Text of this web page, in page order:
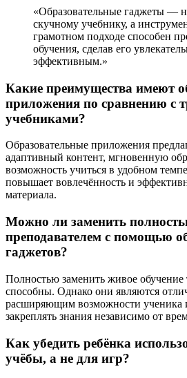
«Образовательные гаджеты —
скучному учебнику, а
грамотном подходе способен
обучения, сделав его
эффективным.»
Какие преимущества имеют
приложения по сравнению с
учебниками?
Образовательные приложения
адаптивный контент, мгновенную
возможность учиться в удобном
повышает вовлечённость и
материала.
Можно ли заменить
преподавателем с помощью
гаджетов?
Полностью заменить живое обучение
способны. Однако они являются
расширяющим возможности
закреплять знания независимо от
Как убедить ребёнка
учёбы, а не для игр?